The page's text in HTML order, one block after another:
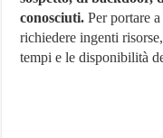
conosciuti. Per portare
richiedere ingenti
tempi e le disponibilità